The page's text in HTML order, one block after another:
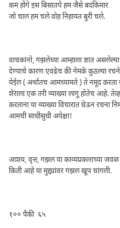
कम होंगे इस बिसातपे हम जैसे बदकिमार
जो चाल हम चले वोह निहायत बुरी चले.
वाचकांनो, गझलेच्या आम्हाला ज्ञात
देण्याचे कारण एवढेच की नेमके कुठल्या
येईल ( अर्थातच आमच्यामते ) ते नमूद करता
शेराला एक तरी व्याख्या लागू होतेच आहे.
करताना या व्याख्या विचारात घेऊन रचना
आमची साधीसुधी अपेक्षा!
आशय, वृत्त, गझल या काव्यप्रकाराच्या जवळ
किती आहे या मुद्द्यांवर गझल खूप चांगली.
१०० पैकी ६५